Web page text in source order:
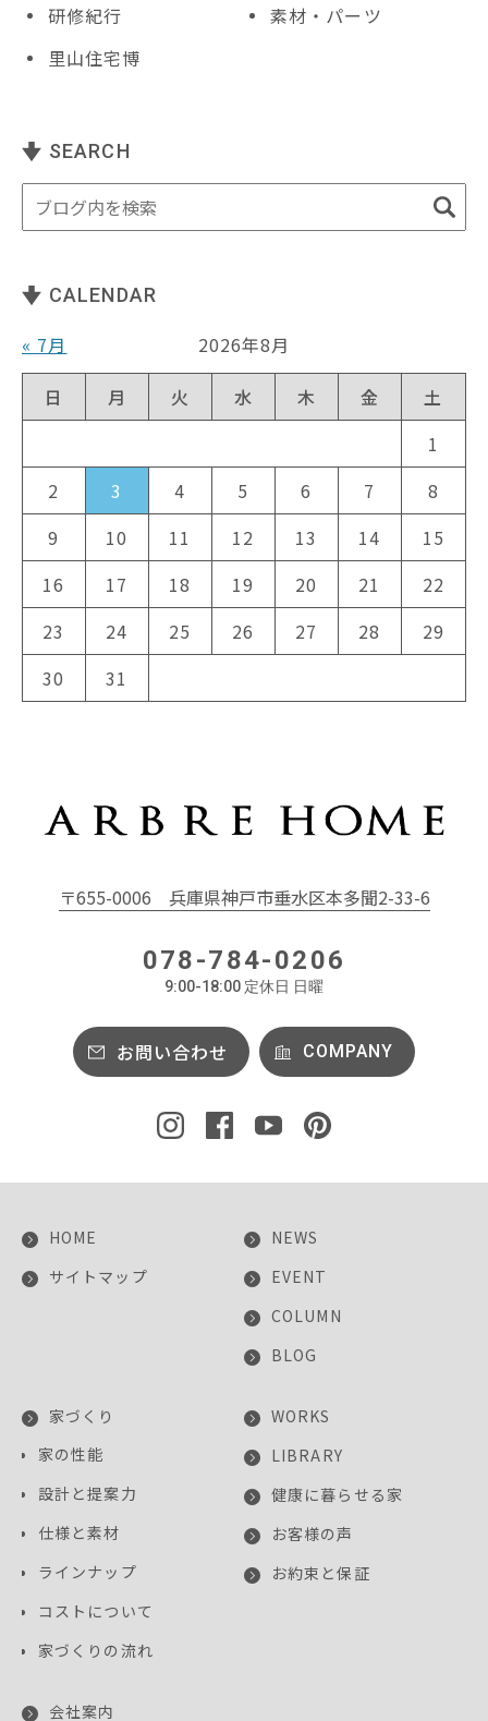
研修紀行
素材・パーツ
里山住宅博
SEARCH
CALENDAR
« 7月
2026年8月
日
月 火 水 木 金
土
1
2
3 4 5 6 7
8
9
10 11 12 13 14
15
16
17 18 19 20 21
22
23
24 25 26 27 28
29
30
31
〒655-0006 兵庫県神戸市垂水区本多聞2-33-6
078-784-0206
9:00-18:00 定休日 日曜
お問い合わせ COMPANY
HOME
サイトマップ
NEWS
EVENT
COLUMN
BLOG
家づくり
家の性能
設計と提案力
仕様と素材
ラインナップ
コストについて
家づくりの流れ
WORKS
LIBRARY
健康に暮らせる家
お客様の声
お約束と保証
会社案内